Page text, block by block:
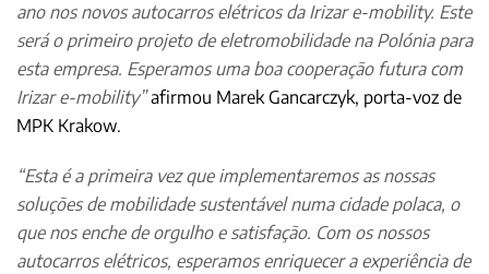
ano nos novos autocarros elétricos da Irizar e-mobility. Este
será o primeiro projeto de eletromobilidade na Polónia para
esta empresa. Esperamos uma boa cooperação futura com
Irizar e-mobility”afirmou Marek Gancarczyk, porta-voz de
MPK Krakow.
“Esta é a primeira vez que implementaremos as nossas
soluções de mobilidade sustentável numa cidade polaca, o
que nos enche de orgulho e satisfação. Com os nossos
autocarros elétricos, esperamos enriquecer a experiência de